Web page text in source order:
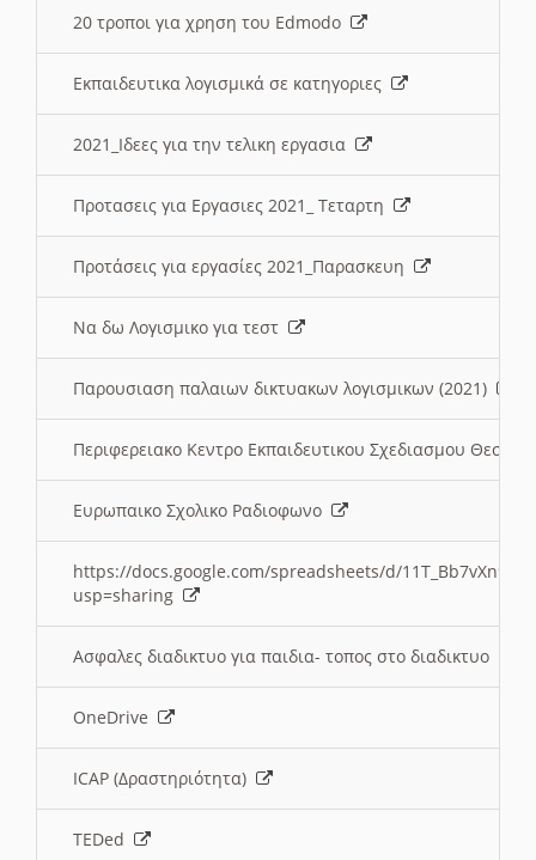
20 τροποι για χρηση του Edmodo
Εκπαιδευτικα λογισμικά σε κατηγοριες
2021_Ιδεες για την τελικη εργασια
Προτασεις για Εργασιες 2021_ Τεταρτη
Προτάσεις για εργασίες 2021_Παρασκευη
Να δω Λογισμικο για τεστ
Παρουσιαση παλαιων δικτυακων λογισμικων (2021)
Περιφερειακο Κεντρο Εκπαιδευτικου Σχεδιασμου
Ευρωπαικο Σχολικο Ραδιοφωνο
https://docs.google.com/spreadsheets/d/
usp=sharing
Ασφαλες διαδικτυο για παιδια- τοπος στο διαδικτυο
OneDrive
ICAP (Δραστηριότητα)
TEDed